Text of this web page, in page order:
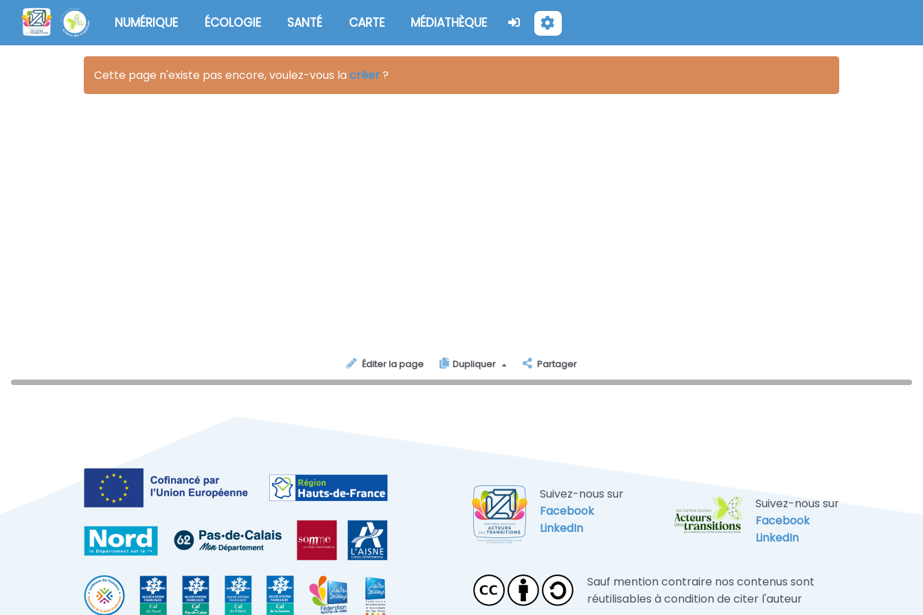
Aller au contenu principal
NUMÉRIQUE ÉCOLOGIE SANTÉ CARTE MÉDIATHÈQUE
Cette page n'existe pas encore, voulez-vous la créer?
Éditer la page Dupliquer Partager
Suivez-nous sur
Facebook
LinkedIn
Suivez-nous sur
Facebook
LinkedIn
Sauf mention contraire nos contenus sont
réutilisables à condition de citer l'auteur